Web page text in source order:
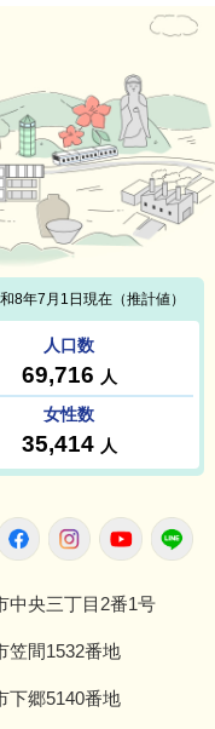
役所FacebookInstagram
中央三丁目2番1号
笠間1532番地
下郷5140番地